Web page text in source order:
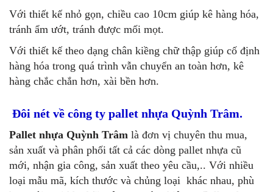
Với thiết kế nhỏ gọn, chiều cao 10cm giúp kê hàng hóa,
tránh ẩm ướt, tránh được mối mọt.
Với thiết kế theo dạng chân kiềng chữ thập giúp cố định
hàng hóa trong quá trình vẫn chuyển an toàn hơn, kê
hàng chắc chắn hơn, xài bền hơn.
Đôi nét về công ty pallet nhựa Quỳnh Trâm.
Pallet nhựa Quỳnh Trâm là đơn vị chuyên thu mua,
sản xuất và phân phối tất cả các dòng pallet nhựa cũ
mới, nhận gia công, sản xuất theo yêu cầu,.. Với nhiều
loại mẫu mã, kích thước và chủng loại khác nhau, phù